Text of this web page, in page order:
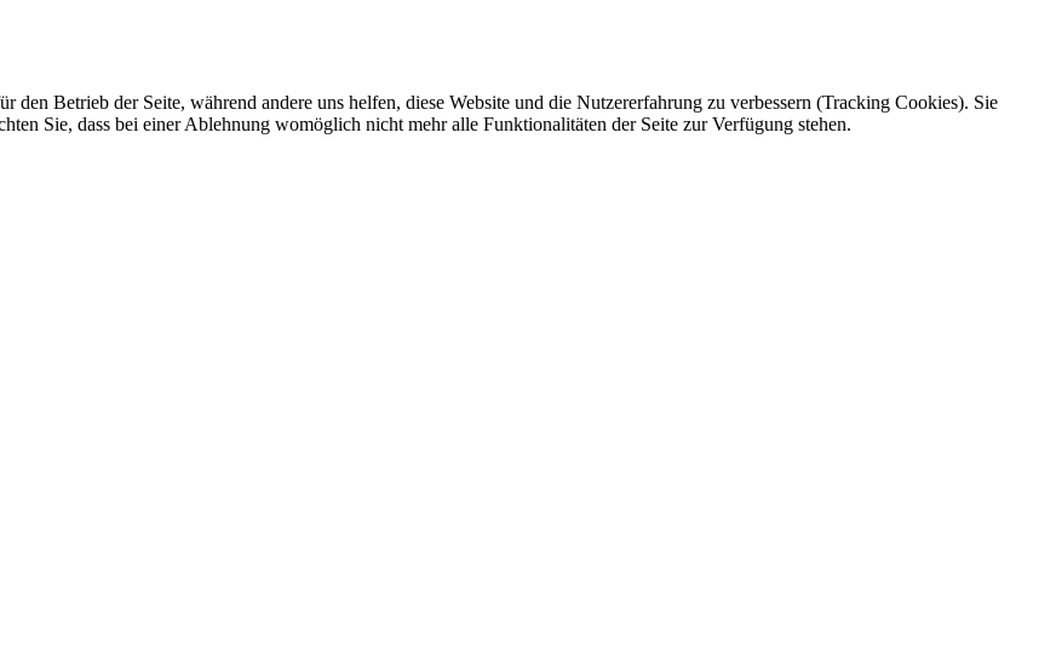
Betrieb der Seite, während andere uns helfen, diese Website und die Nutzererfahrung zu verbessern (Tracking Cookies). Sie
Sie, dass bei einer Ablehnung womöglich nicht mehr alle Funktionalitäten der Seite zur Verfügung stehen.